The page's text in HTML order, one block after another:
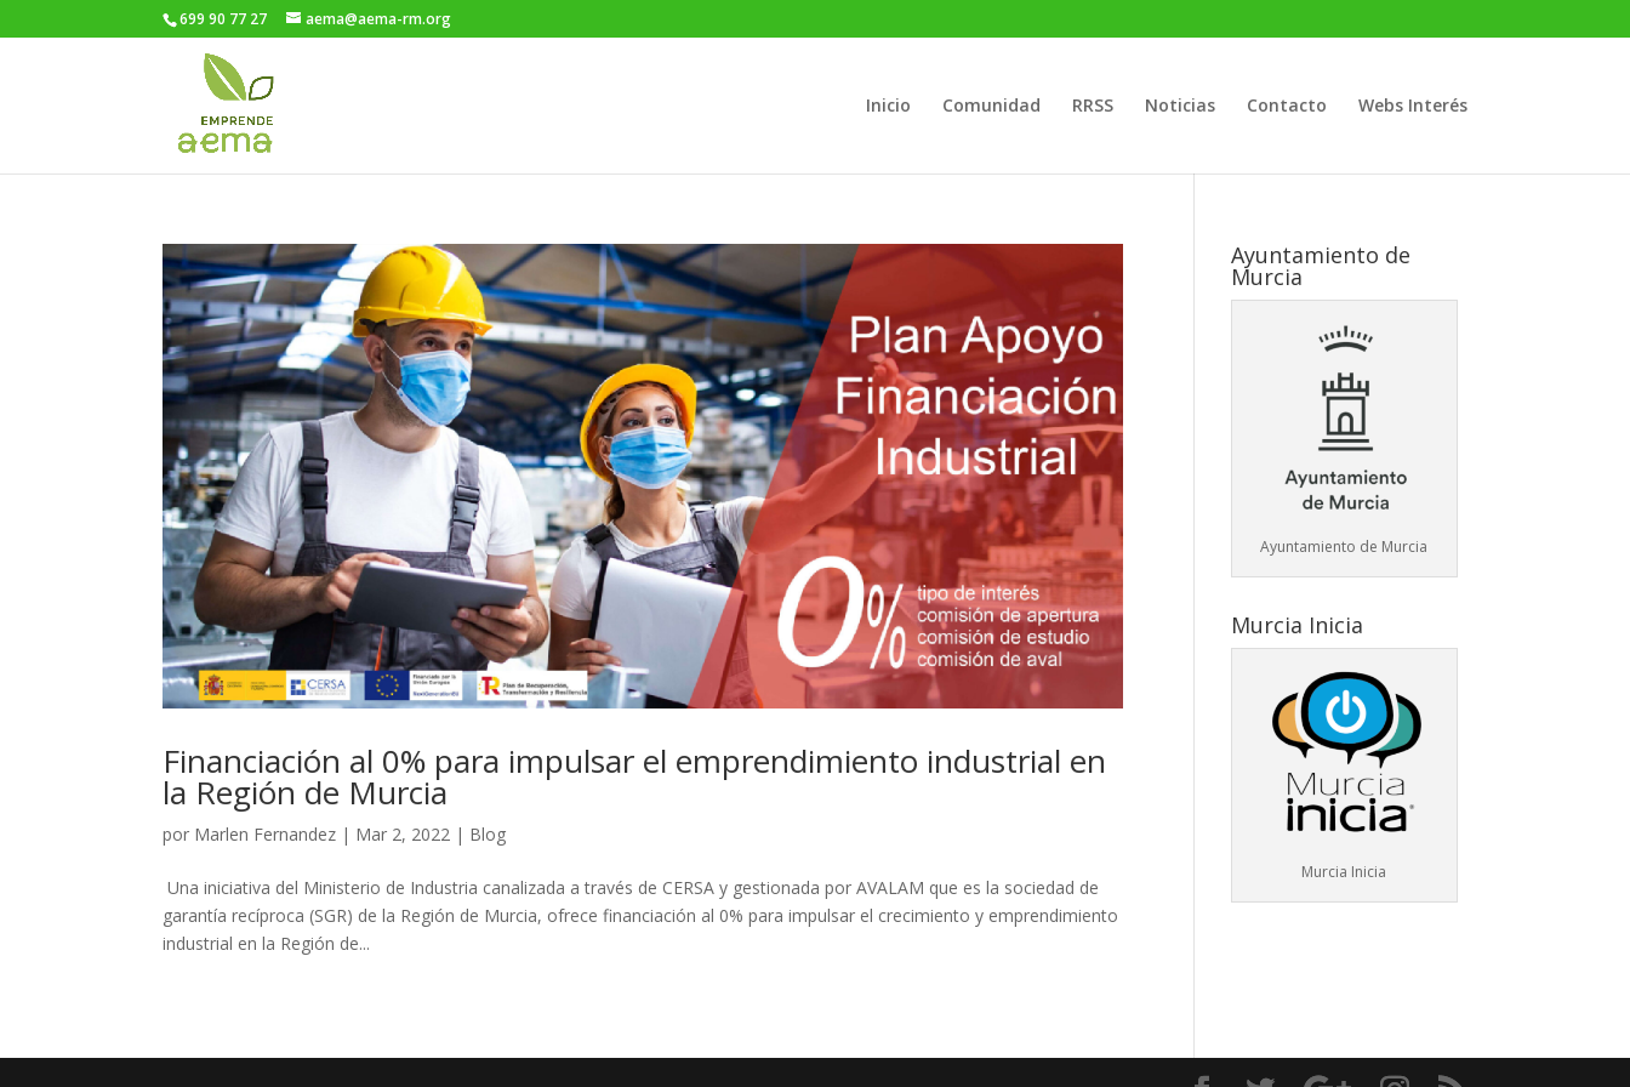
699 90 77 27 aema@aema-rm.org
Inicio Comunidad RRSS Noticias Contacto Webs Interés
Financiación al 0% para impulsar el emprendimiento industrial en
la Región de Murcia
por Marlen Fernandez | Mar 2, 2022 | Blog
Una iniciativa del Ministerio de Industria canalizada a través de CERSA y gestionada por AVALAM que es la sociedad de
garantía recíproca (SGR) de la Región de Murcia, ofrece financiación al 0% para impulsar el crecimiento y emprendimiento
industrial en la Región de...
Ayuntamiento de
Murcia
Ayuntamiento de Murcia
Murcia Inicia
Murcia Inicia